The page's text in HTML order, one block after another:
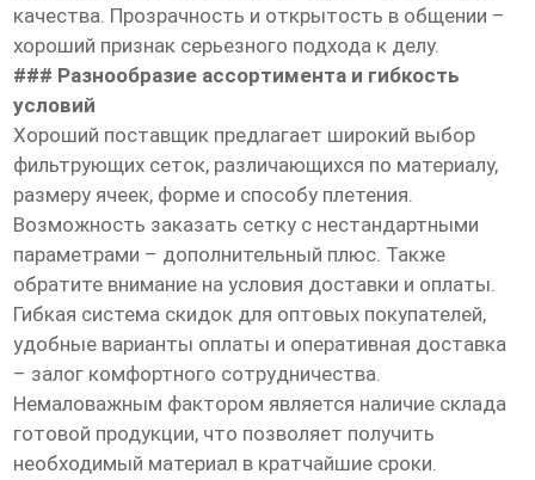
качества. Прозрачность и открытость в общении –
хороший признак серьезного подхода к делу.
### Разнообразие ассортимента и гибкость
условий
Хороший поставщик предлагает широкий выбор
фильтрующих сеток, различающихся по материалу,
размеру ячеек, форме и способу плетения.
Возможность заказать сетку с нестандартными
параметрами – дополнительный плюс. Также
обратите внимание на условия доставки и оплаты.
Гибкая система скидок для оптовых покупателей,
удобные варианты оплаты и оперативная доставка
– залог комфортного сотрудничества.
Немаловажным фактором является наличие склада
готовой продукции, что позволяет получить
необходимый материал в кратчайшие сроки.